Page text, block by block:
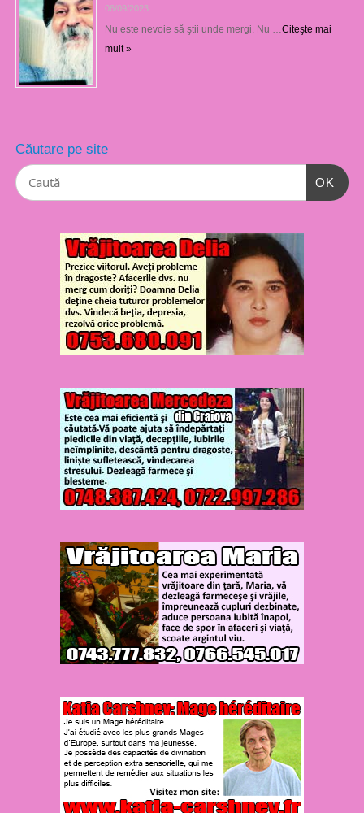
06/09/2023
Nu este nevoie să ştii unde mergi. Nu … Citeşte mai
mult »
Căutare pe site
OK